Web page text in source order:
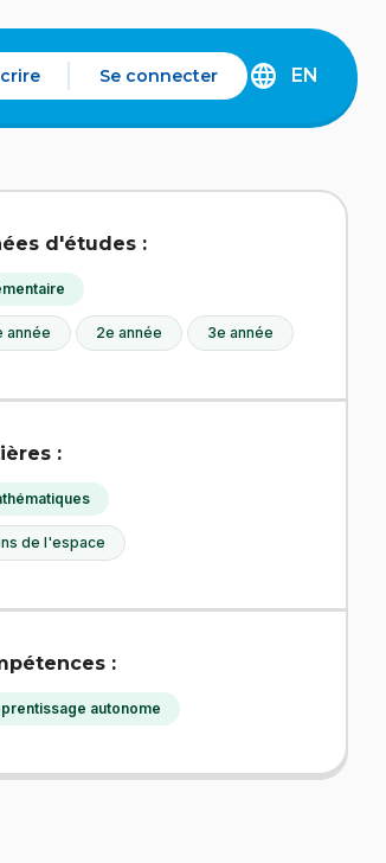
Se connecter
DISCOVER
EN
d'études :
année 2e année 3e année
:
de l'espace
:
autonome